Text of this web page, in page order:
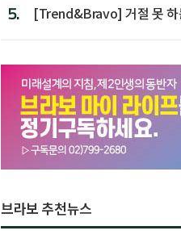
5.
[Trend&Bravo] 거절 못 하
브라보 추천뉴스